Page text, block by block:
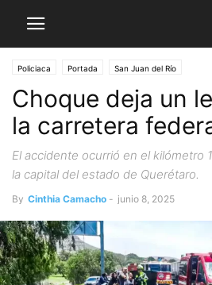
Policiaca Portada San Juan del Río
Choque deja un
la carretera
El accidente ocurrió en el kilómetro
la capital del estado de Querétaro.
By Cinthia Camacho - junio 8, 2025